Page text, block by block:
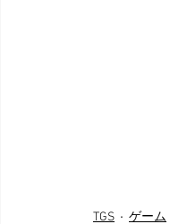
TGS ゲーム